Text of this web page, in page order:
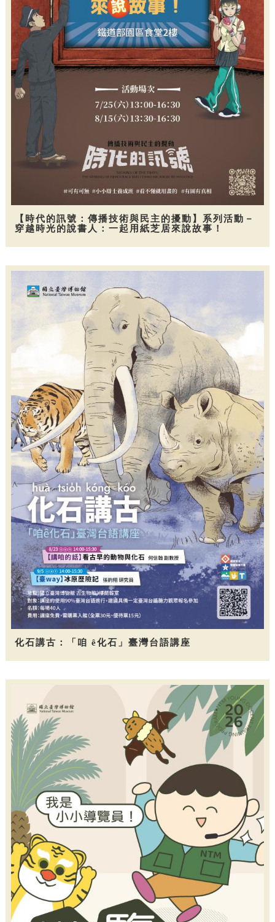
【時代的訊號：傳播技術與民主的擾動】系列活動－
穿越時光的說書人：一起用紙芝居來說故事！
化石講古：「咱 ê化石」臺灣台語講座